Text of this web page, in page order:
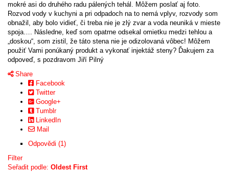
mokré asi do druhého radu pálených tehál. Môžem poslať aj foto.
Rozvod vody v kuchyni a pri odpadoch na to nemá vplyv, rozvody som
obnažil, aby bolo vidieť, či treba nie je zlý zvar a voda neuniká v mieste
spoja…. Následne, keď som opatrne odsekal omietku medzi tehlou a
„doskou“, som zistil, že táto stena nie je odizolovaná vôbec! Môžem
použiť Vami ponúkaný produkt a vykonať injektáž steny? Ďakujem za
odpoveď, s pozdravom Jiří Pilný
Share
Facebook
Twitter
Google+
Tumblr
LinkedIn
Mail
Odpovědi (1)
Filter
Seřadit podle: Oldest First